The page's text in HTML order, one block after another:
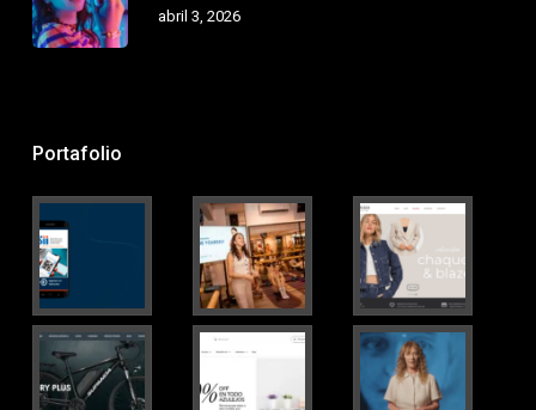
abril 3, 2026
Portafolio